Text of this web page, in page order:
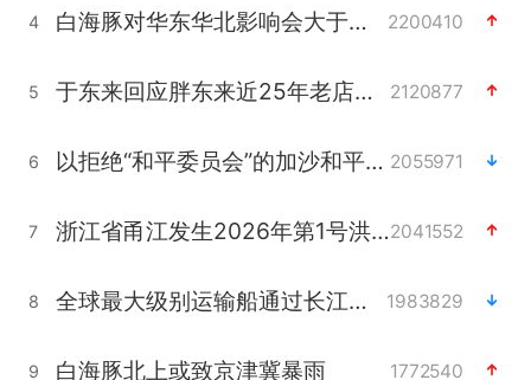
4 白海豚对华东华北影响会大于巴威 2200410
5 于东来回应胖东来近25年老店年底关闭 2120877
6 以拒绝“和平委员会”的加沙和平计划 2055971
7 浙江省甬江发生2026年第1号洪水2041552
8 全球最大级别运输船通过长江大桥 1983829
9 白海豚北上或致京津冀暴雨 1772540